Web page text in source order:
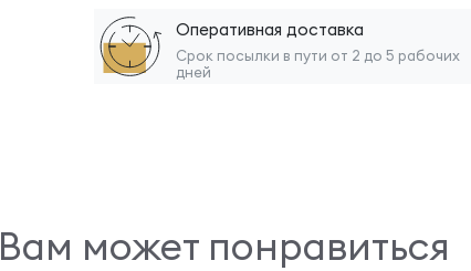
Оперативная доставка
Срок посылки в пути от 2 до 5 рабочих
дней
Вам может понравиться